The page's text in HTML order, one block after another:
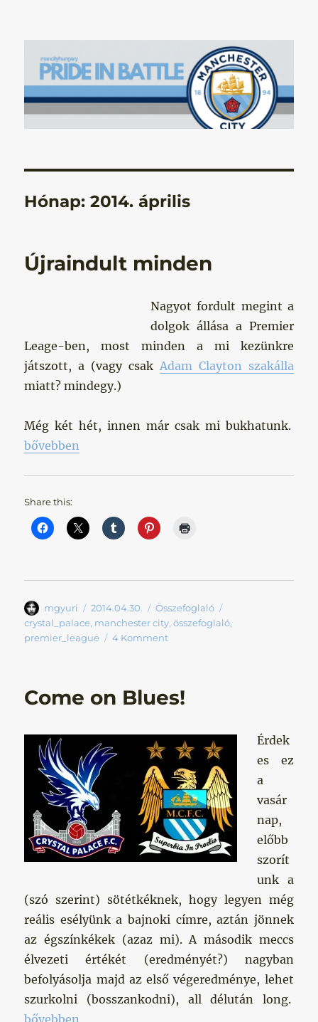
Manchester City Blog – Pride In
Battle
Hónap:2014. április
Újraindult minden
Nagyot fordult megint a
dolgok állása a Premier
Leage-ben, most minden a mi kezünkre
játszott, a (vagy csak Adam Clayton szakálla
miatt? mindegy.)
Még két hét, innen már csak mi bukhatunk.
„Újraindult minden”
bővebben
Share this:
Szerző
mgyuri Közzétéve
2014.04.30. Kategória
Összefoglaló
crystal_palace, manchester city,összefoglaló,
premier_league
4 Komment
Come on Blues!
Érdek
es ez
a
vasár
nap,
előbb
szorít
unk a
(szó szerint) sötétkéknek, hogy legyen még
reális esélyünk a bajnoki címre, aztán jönnek
az égszínkékek (azaz mi). A második meccs
élvezeti értékét (eredményét?) nagyban
befolyásolja majd az első végeredménye, lehet
szurkolni (bosszankodni), all délután long.
„Come on Blues!”